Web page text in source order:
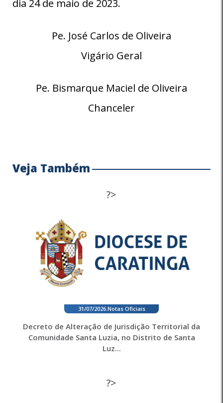
dia 24 de maio de 2023.
Pe. José Carlos de Oliveira
Vigário Geral
Pe. Bismarque Maciel de Oliveira
Chanceler
Veja Também
?>
31/07/2026. Notas Oficiais
Decreto de Alteração de Jurisdição Territorial da
Comunidade Santa Luzia, no Distrito de Santa
Luz...
?>